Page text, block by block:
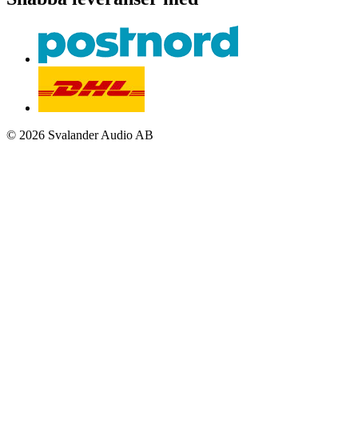
© 2026 Svalander Audio AB